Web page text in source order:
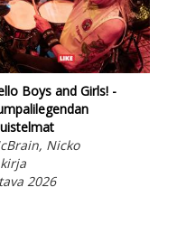
Boys and Girls! -
Nicko
2026